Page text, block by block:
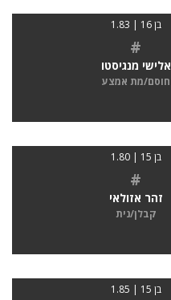
בן 16 | 1.83
#
אלישי מנגיסטו
חוסם/מת אמצע
בן 15 | 1.80
#
זהר אזולאי
קבלן/נית
בן 15 | 1.85